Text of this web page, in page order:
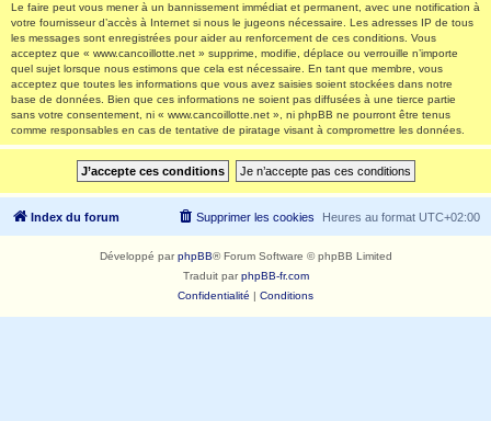
Le faire peut vous mener à un bannissement immédiat et permanent, avec une notification à
votre fournisseur d’accès à Internet si nous le jugeons nécessaire. Les adresses IP de tous
les messages sont enregistrées pour aider au renforcement de ces conditions. Vous
acceptez que « www.cancoillotte.net » supprime, modifie, déplace ou verrouille n’importe
quel sujet lorsque nous estimons que cela est nécessaire. En tant que membre, vous
acceptez que toutes les informations que vous avez saisies soient stockées dans notre
base de données. Bien que ces informations ne soient pas diffusées à une tierce partie
sans votre consentement, ni « www.cancoillotte.net », ni phpBB ne pourront être tenus
comme responsables en cas de tentative de piratage visant à compromettre les données.
Index du forum Heures au format UTC+02:00
Supprimer les cookies
Développé parphpBB® Forum Software © phpBB Limited
Traduit parphpBB-fr.com
Confidentialité | Conditions